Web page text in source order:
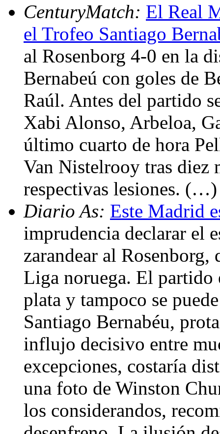
CenturyMatch: El Real
el Trofeo Santiago
al Rosenborg 4-0 en la
Bernabeú con goles de
Raúl. Antes del partido
Xabi Alonso, Arbeloa,
último cuarto de hora
Van Nistelrooy tras diez
respectivas lesiones. (…)
Diario As: Este Madrid
imprudencia declarar el
zarandear al
Liga noruega. El partido
plata y tampoco se
Santiago Bernabéu,
influjo decisivo entre
excepciones, costaría
una foto de Winston
los considerandos,